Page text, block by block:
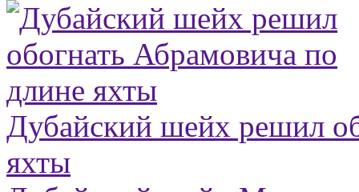
Дубайский шейх решил
яхты